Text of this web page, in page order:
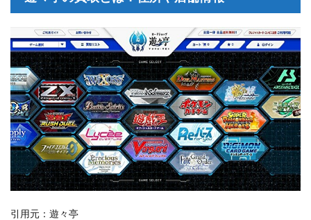
引用元：遊々亭